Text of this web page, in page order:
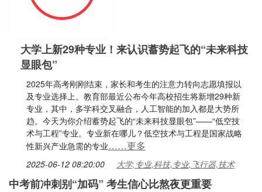
大学上新29种专业！来认识蓄势起飞的“未来科技
显眼包”
2025年高考刚刚结束，家长和考生的注意力转向志愿填报以
及专业选择上。教育部最近公布今年高校招生将新增29种新
专业，其中，多学科交叉融合，人工智能的加入都是大势所
趋。今天为你介绍蓄势起飞的“未来科技显眼包”——“低空技
术与工程”专业。专业新在哪儿？低空技术与工程是国家战略
性新兴产业急需的专业……更多
2025-06-12 08:20:00 大学,专业,科技,专业,飞行器,技术
中考前冲刺别“加码” 考生信心比熬夜更重要